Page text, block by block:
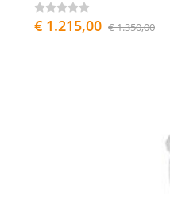
€ 1.215,00 € 1.350,00